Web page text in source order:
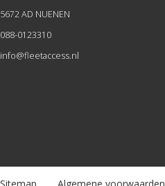
5672 AD NUENEN
088-0123310
info@fleetaccess.nl